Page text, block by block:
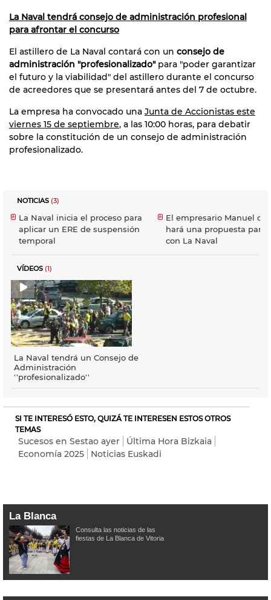
La Naval tendrá consejo de administración profesional
para afrontar el concurso
El astillero de La Naval contará con un consejo de
administración "profesionalizado"para "poder garantizar
el futuro y la viabilidad" del astillero durante el concurso
de acreedores que se presentará antes del 7 de octubre.
La empresa ha convocado una Junta de Accionistas este
viernes 15 de septiembre, a las 10:00 horas, para debatir
sobre la constitución de un consejo de administración
profesionalizado.
NOTICIAS (3)
La Naval inicia el proceso para
aplicar un ERE de suspensión
temporal
El empresario Manuel
hará una propuesta para
con La Naval
VÍDEOS (1)
La Naval tendrá un Consejo de
Administración
''profesionalizado''
SI TE INTERESÓ ESTO, QUIZÁ TE INTERESEN ESTOS OTROS
TEMAS
Sucesos en Sestao ayer
Última Hora Bizkaia
Economía 2025
Noticias Euskadi
La Blanca
Consulta las noticias de las
fiestas de La Blanca de Vitoria